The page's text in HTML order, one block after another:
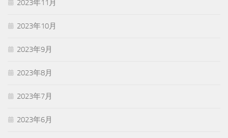
2023年11月
2023年10月
2023年9月
2023年8月
2023年7月
2023年6月